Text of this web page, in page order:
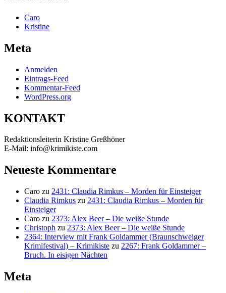
Caro
Kristine
Meta
Anmelden
Eintrags-Feed
Kommentar-Feed
WordPress.org
KONTAKT
Redaktionsleiterin Kristine Greßhöner
E-Mail: info@krimikiste.com
Neueste Kommentare
Caro zu 2431: Claudia Rimkus – Morden für Einsteiger
Claudia Rimkus zu 2431: Claudia Rimkus – Morden für
Einsteiger
Caro zu 2373: Alex Beer – Die weiße Stunde
Christoph zu 2373: Alex Beer – Die weiße Stunde
2364: Interview mit Frank Goldammer (Braunschweiger
Krimifestival) – Krimikiste zu 2267: Frank Goldammer –
Bruch. In eisigen Nächten
Meta